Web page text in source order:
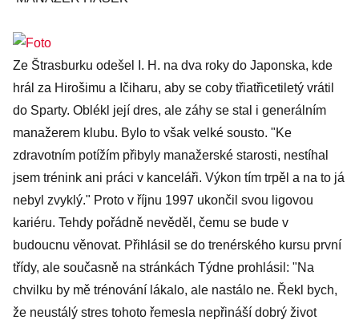
Ze Štrasburku odešel I. H. na dva roky do Japonska, kde
hrál za Hirošimu a Ičiharu, aby se coby třiatřicetiletý vrátil
do Sparty. Oblékl její dres, ale záhy se stal i generálním
manažerem klubu. Bylo to však velké sousto. "Ke
zdravotním potížím přibyly manažerské starosti, nestíhal
jsem trénink ani práci v kanceláři. Výkon tím trpěl a na to já
nebyl zvyklý." Proto v říjnu 1997 ukončil svou ligovou
kariéru. Tehdy pořádně nevěděl, čemu se bude v
budoucnu věnovat. Přihlásil se do trenérského kursu první
třídy, ale současně na stránkách Týdne prohlásil: "Na
chvilku by mě trénování lákalo, ale nastálo ne. Řekl bych,
že neustálý stres tohoto řemesla nepřináší dobrý život